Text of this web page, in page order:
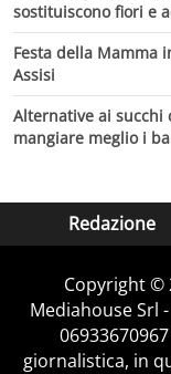
sostituiscono fiori e
Festa della Mamma
Assisi
Alternative ai succhi
mangiare meglio i
Redazione
Copyright ©
Mediahouse Srl
giornalistica, in